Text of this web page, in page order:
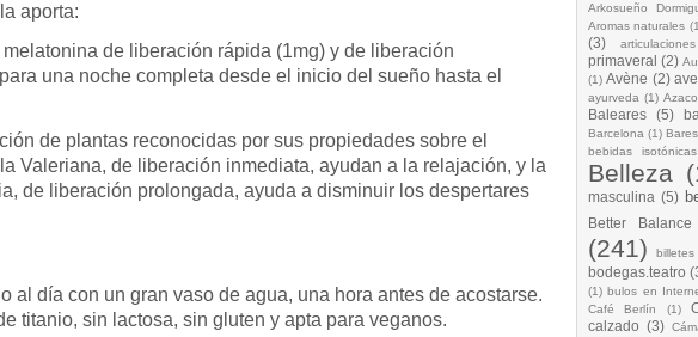
aporta:
de liberación rápida (1mg) y de liberación
una noche completa desde el inicio del sueño hasta el
de plantas reconocidas por sus propiedades sobre el
Valeriana, de liberación inmediata, ayudan a la relajación, y la
de liberación prolongada, ayuda a disminuir los despertares
al día con un gran vaso de agua, una hora antes de acostarse.
titanio, sin lactosa, sin gluten y apta para veganos.
Arkosueño
Aromas naturales
(3)
articulaciones
primaveral (2)
(1) Avène (2)
ayurveda (1)
Baleares (5)
Barcelona (1) Bares
bebidas isotónicas
Belleza
masculina (5)
Better Balance
(241)
bodegas.teatro
(1) bulos en
Café Berlín (1)
calzado (3)